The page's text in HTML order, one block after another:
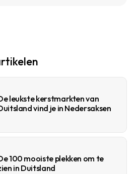
leukste kerstmarkten van
vind je in Nedersaksen
100 mooiste plekken om te
in Duitsland